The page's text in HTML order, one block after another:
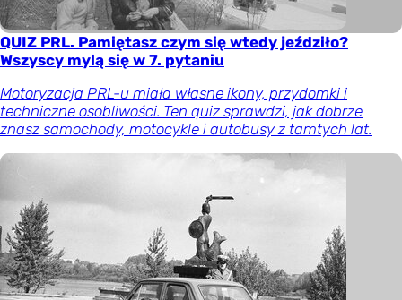
QUIZ PRL. Pamiętasz czym się wtedy jeździło?
Wszyscy mylą się w 7. pytaniu
Motoryzacja PRL-u miała własne ikony, przydomki i
techniczne osobliwości. Ten quiz sprawdzi, jak dobrze
znasz samochody, motocykle i autobusy z tamtych lat.